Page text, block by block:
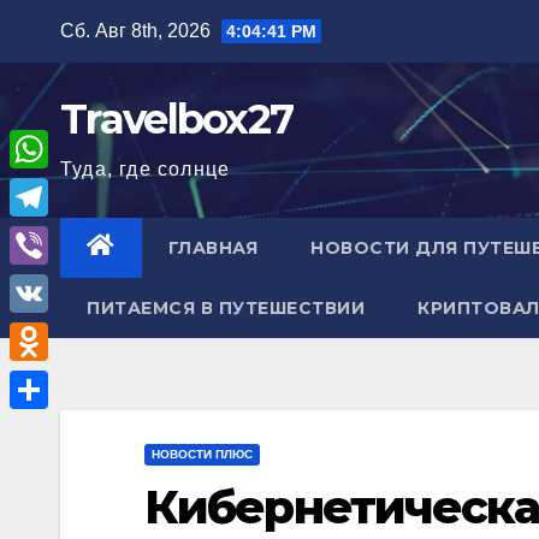
содержимому
Сб. Авг 8th, 2026 4:04:42 PM
Travelbox27
Туда, где солнце
ГЛАВНАЯ НОВОСТИ ДЛЯ
ПИТАЕМСЯ В ПУТЕШЕСТВИИ
НОВОСТИ ПЛЮС
W
h
a
A
T
e
l
e
g
V
i
b
e
V
K
O